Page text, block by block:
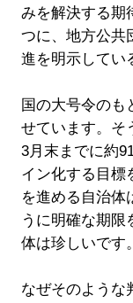
みを解決する期
つに、地方公共
進を明示してい
国の大号令のも
せています。そ
3月末までに約
イン化する目標
を進める自治体
うに明確な期限
体は珍しいです。
なぜそのような